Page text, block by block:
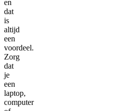
en
dat
is
altijd
een
voordeel.
Zorg
dat
je
een
laptop,
computer